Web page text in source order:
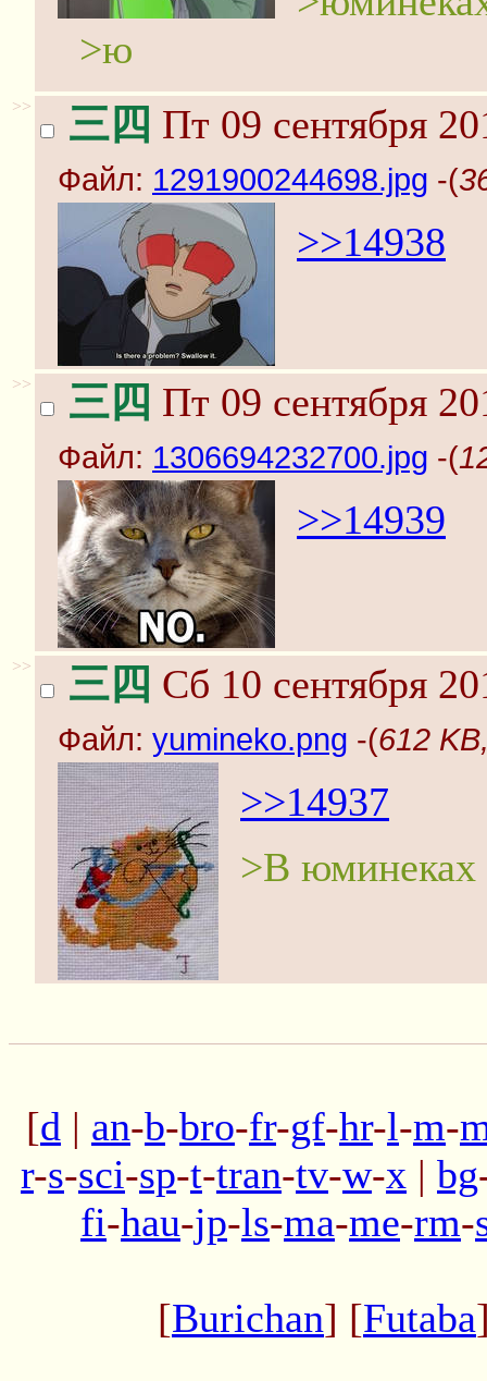
>ю
>> 三四 Пт 09 сентября
Файл: 1291900244698.jpg -(
>>14938
>> 三四 Пт 09 сентября
Файл: 1306694232700.jpg -(
>>14939
>> 三四 Сб 10 сентября
Файл: yumineko.png -(612
>>14937
>В юминеках
[d | an-b-bro-fr-gf-hr-l-m-
r-s-sci-sp-t-tran-tv-w-x | bg
fi-hau-jp-ls-ma-me-rm-
[Burichan] [Futaba